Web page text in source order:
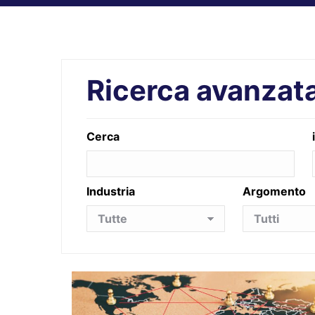
Ricerca
Cerca
Industria Argomento